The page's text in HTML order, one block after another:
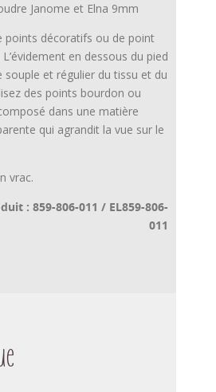
Janome et Elna 9mm
points décoratifs ou de point
en dessous du pied
souple et régulier du tissu et du
des points bourdon ou
dans une matière
qui agrandit la vue sur le
vrac.
: 859-806-011 / EL859-806-
011